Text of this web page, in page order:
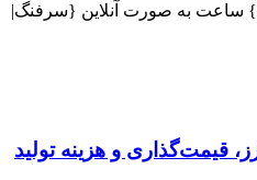
{ امروز بیش از {سه|3|2|4} ساعت به صورت آنلاین {سرفنگ|
قیمت‌گذاری و هزینه تولید